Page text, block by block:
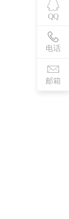
QQ
电话
邮箱